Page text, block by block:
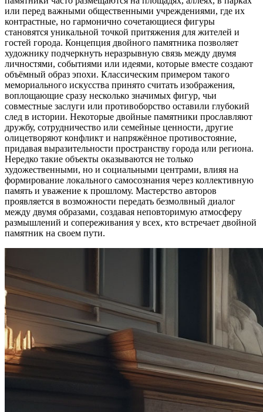
или перед важными общественными учреждениями, где их
контрастные, но гармонично сочетающиеся фигуры
становятся уникальной точкой притяжения для жителей и
гостей города. Концепция двойного памятника позволяет
художнику подчеркнуть неразрывную связь между двумя
личностями, событиями или идеями, которые вместе создают
объёмный образ эпохи. Классическим примером такого
мемориального искусства принято считать изображения,
воплощающие сразу несколько значимых фигур, чьи
совместные заслуги или противоборство оставили глубокий
след в истории. Некоторые двойные памятники прославляют
дружбу, сотрудничество или семейные ценности, другие
олицетворяют конфликт и напряжённое противостояние,
придавая выразительности пространству города или региона.
Нередко такие объекты оказываются не только
художественными, но и социальными центрами, влияя на
формирование локального самосознания через коллективную
память и уважение к прошлому. Мастерство авторов
проявляется в возможности передать безмолвный диалог
между двумя образами, создавая неповторимую атмосферу
размышлений и сопереживания у всех, кто встречает двойной
памятник на своем пути.